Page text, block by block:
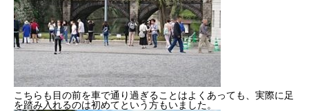
こちらも目の前を車で通り過ぎることはよくあっても、実際に足
を踏み入れるのは初めてという方もいました。